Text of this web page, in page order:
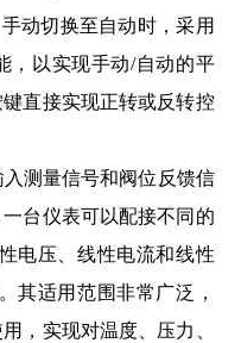
动切换至自动时，采用
，以实现手动/自动的平
直接实现正转或反转控
测量信号和阀位反馈信
台仪表可以配接不同的
电压、线性电流和线性
其适用范围非常广泛，
，实现对温度、压力、